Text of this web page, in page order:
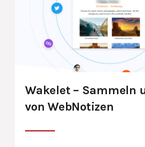
Wakelet – Sammeln
von WebNotizen